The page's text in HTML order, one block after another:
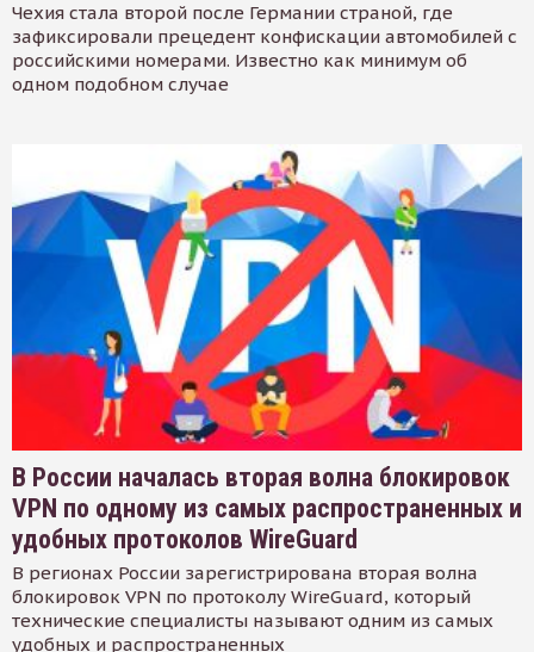
Чехия стала второй после Германии страной, где
зафиксировали прецедент конфискации автомобилей с
российскими номерами. Известно как минимум об
одном подобном случае
В России началась вторая волна блокировок
VPN по одному из самых распространенных и
удобных протоколов WireGuard
В регионах России зарегистрирована вторая волна
блокировок VPN по протоколу WireGuard, который
технические специалисты называют одним из самых
удобных и распространенных